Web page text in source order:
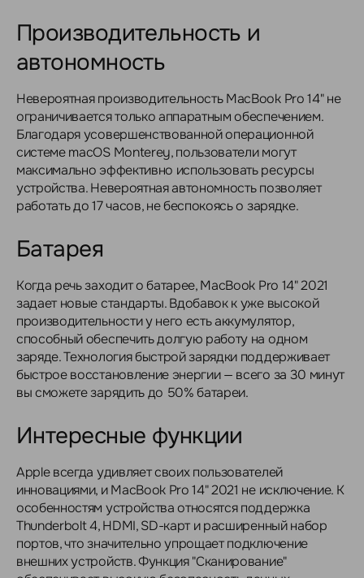
Производительность и
автономность
Невероятная производительность MacBook Pro 14" не
ограничивается только аппаратным обеспечением.
Благодаря усовершенствованной операционной
системе macOS Monterey, пользователи могут
максимально эффективно использовать ресурсы
устройства. Невероятная автономность позволяет
работать до 17 часов, не беспокоясь о зарядке.
Батарея
Когда речь заходит о батарее, MacBook Pro 14" 2021
задает новые стандарты. Вдобавок к уже высокой
производительности у него есть аккумулятор,
способный обеспечить долгую работу на одном
заряде. Технология быстрой зарядки поддерживает
быстрое восстановление энергии — всего за 30 минут
вы сможете зарядить до 50% батареи.
Интересные функции
Apple всегда удивляет своих пользователей
инновациями, и MacBook Pro 14" 2021 не исключение. К
особенностям устройства относятся поддержка
Thunderbolt 4, HDMI, SD-карт и расширенный набор
портов, что значительно упрощает подключение
внешних устройств. Функция "Сканирование"